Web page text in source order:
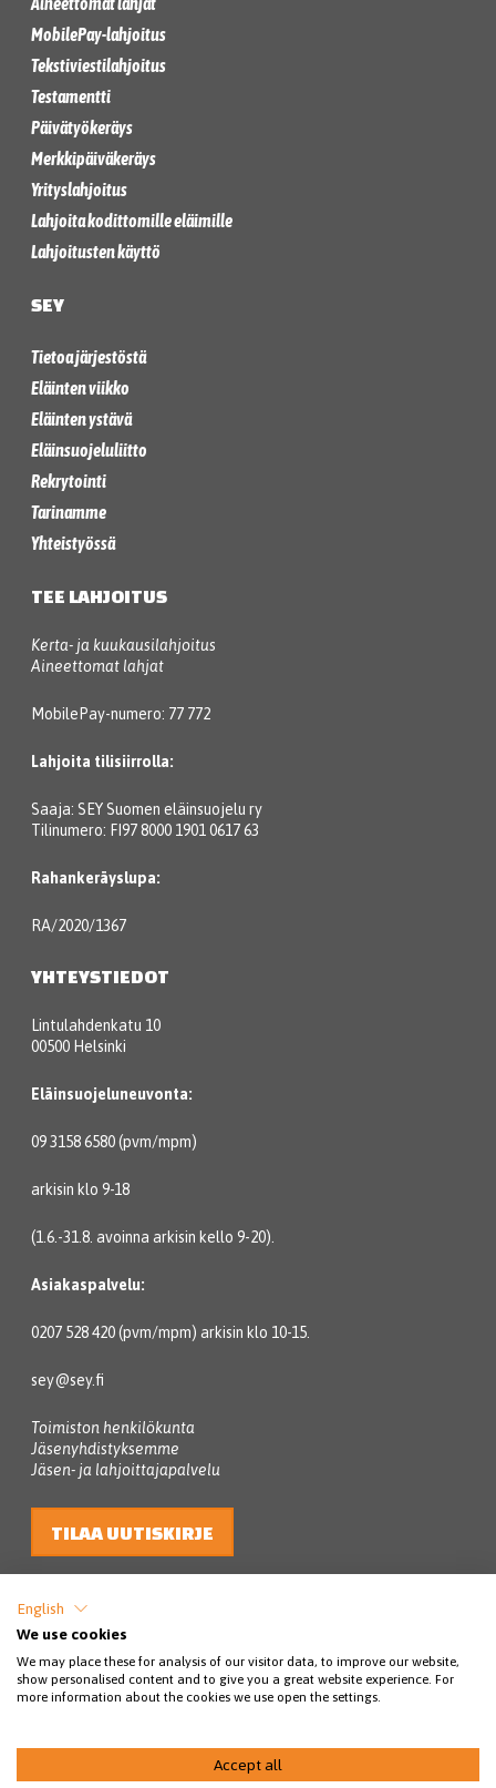
MobilePay-lahjoitus
Tekstiviestilahjoitus
Testamentti
Päivätyökeräys
Merkkipäiväkeräys
Yrityslahjoitus
Lahjoita kodittomille eläimille
Lahjoitusten käyttö
SEY
Tietoa järjestöstä
Eläinten viikko
Eläinten ystävä
Eläinsuojeluliitto
Rekrytointi
Tarinamme
Yhteistyössä
TEE LAHJOITUS
Kerta- ja kuukausilahjoitus
Aineettomat lahjat
MobilePay-numero: 77 772
Lahjoita tilisiirrolla:
Saaja: SEY Suomen eläinsuojelu ry
Tilinumero: FI97 8000 1901 0617 63
Rahankeräyslupa:
RA/2020/1367
YHTEYSTIEDOT
Lintulahdenkatu 10
00500 Helsinki
Eläinsuojeluneuvonta:
09 3158 6580 (pvm/mpm)
arkisin klo 9-18
(1.6.-31.8. avoinna arkisin kello 9-20).
Asiakaspalvelu:
0207 528 420 (pvm/mpm) arkisin klo 10-15.
sey@sey.fi
Toimiston henkilökunta
Jäsenyhdistyksemme
Jäsen- ja lahjoittajapalvelu
TILAA UUTISKIRJE
English
We use cookies
We may place these for analysis of our visitor data, to improve our website,
show personalised content and to give you a great website experience. For
more information about the cookies we use open the settings.
Accept all